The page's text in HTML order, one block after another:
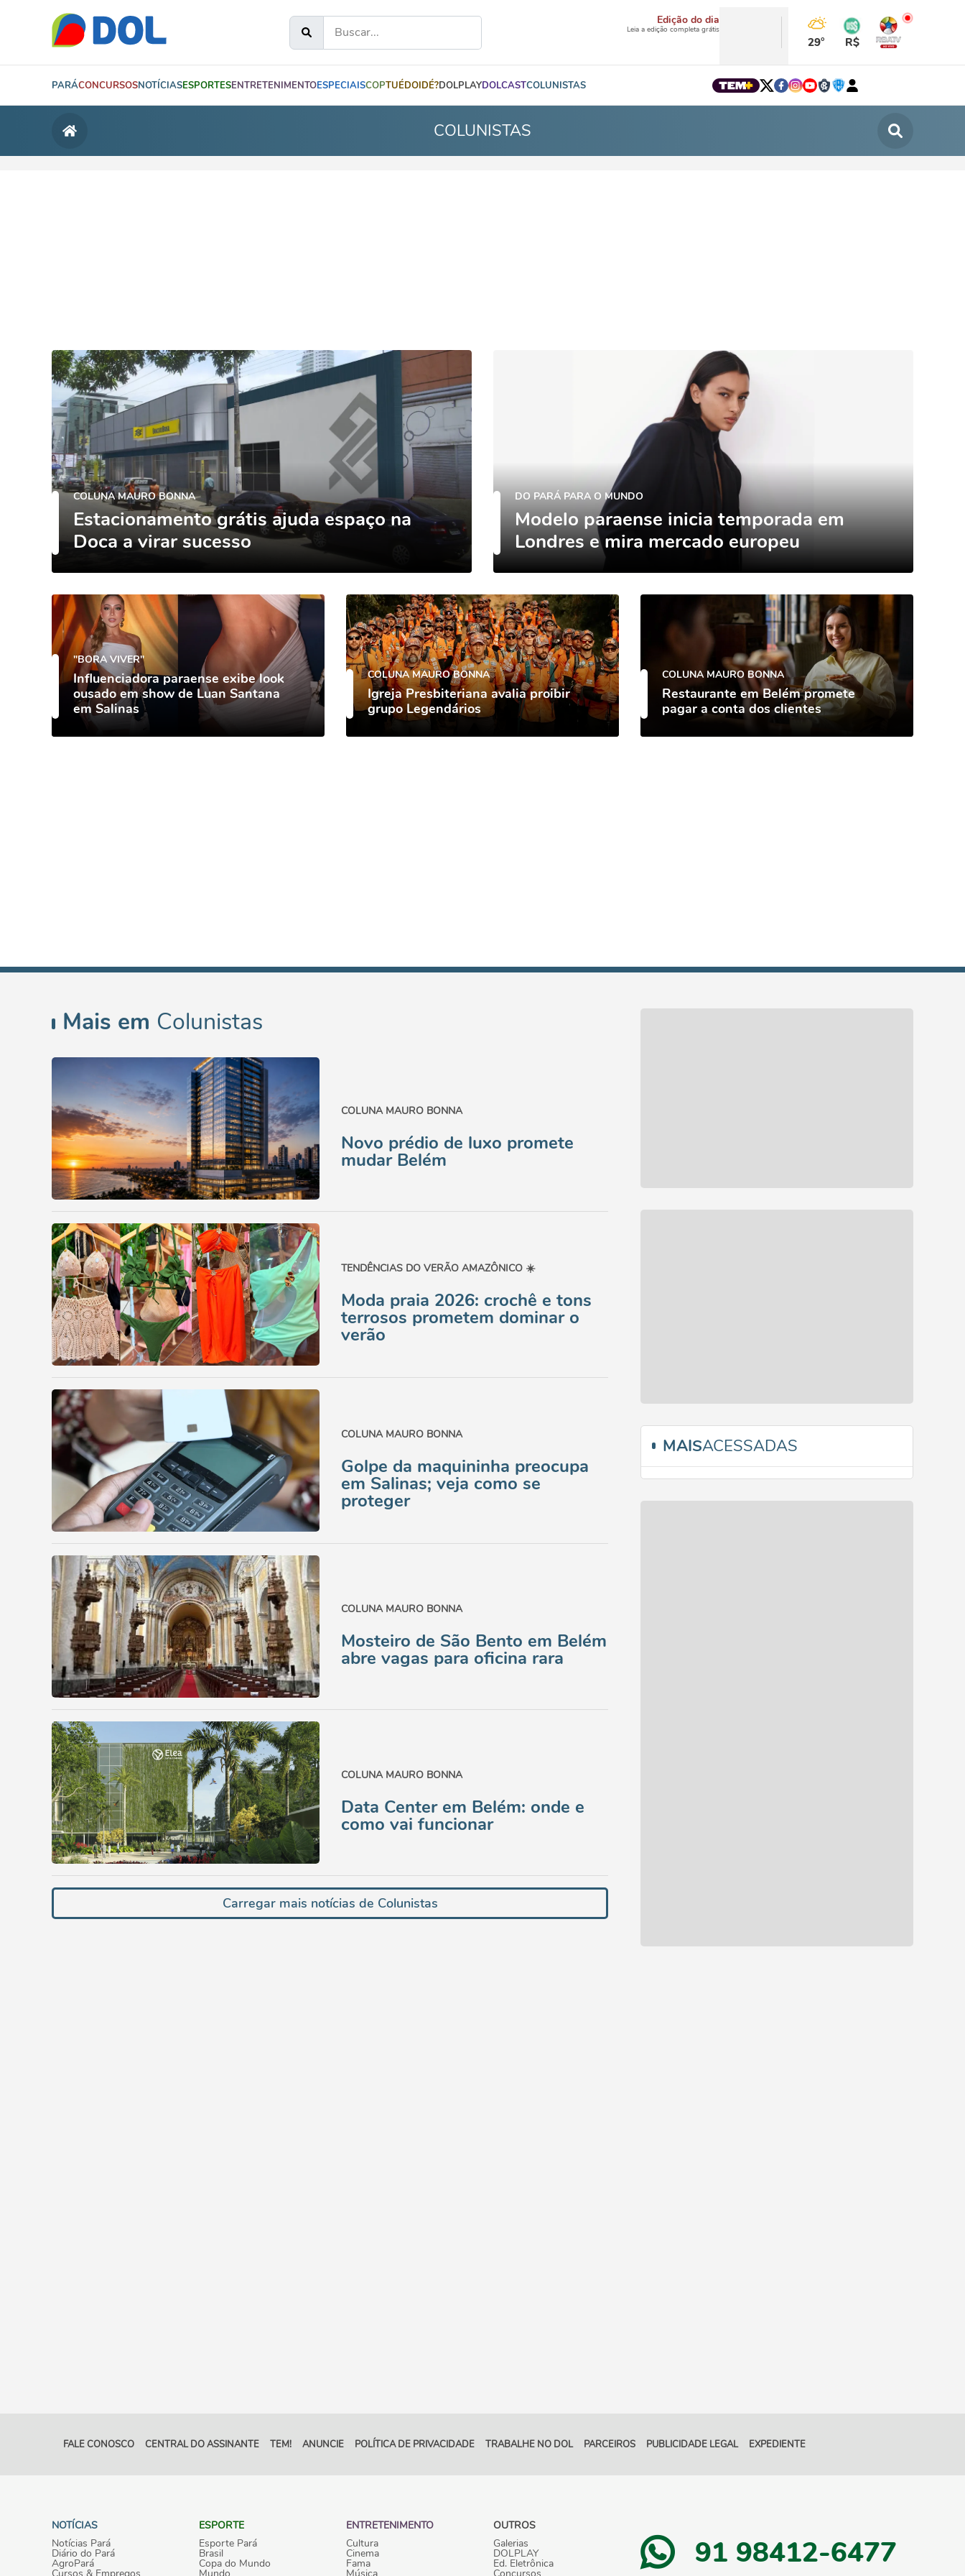
Edição do dia
Leia a edição completa grátis
29° R$
PARÁCONCURSOSNOTÍCIASESPORTESENTRETENIMENTOESPECIAISCOPTUÉDOIDÉ?DOLPLAYDOLCASTCOLUNISTAS
COLUNISTAS
COLUNA MAURO BONNA
Estacionamento grátis ajuda espaço na
Doca a virar sucesso
DO PARÁ PARA O MUNDO
Modelo paraense inicia temporada em
Londres e mira mercado europeu
"BORA VIVER"
Influenciadora paraense exibe look
ousado em show de Luan Santana
em Salinas
COLUNA MAURO BONNA
Igreja Presbiteriana avalia proibir
grupo Legendários
COLUNA MAURO BONNA
Restaurante em Belém promete
pagar a conta dos clientes
Mais em Colunistas
COLUNA MAURO BONNA
Novo prédio de luxo promete
mudar Belém
TENDÊNCIAS DO VERÃO AMAZÔNICO ☀️
Moda praia 2026: crochê e tons
terrosos prometem dominar o
verão
COLUNA MAURO BONNA
Golpe da maquininha preocupa
em Salinas; veja como se
proteger
COLUNA MAURO BONNA
Mosteiro de São Bento em Belém
abre vagas para oficina rara
COLUNA MAURO BONNA
Data Center em Belém: onde e
como vai funcionar
Carregar mais notícias de Colunistas
MAISACESSADAS
FALE CONOSCO CENTRAL DO ASSINANTE TEM! ANUNCIE POLÍTICA DE PRIVACIDADE TRABALHE NO DOL PARCEIROS PUBLICIDADE LEGAL EXPEDIENTE
NOTÍCIAS
Notícias Pará
Diário do Pará
AgroPará
Cursos & Empregos
ESPORTE
Esporte Pará
Brasil
Copa do Mundo
Mundo
ENTRETENIMENTO
Cultura
Cinema
Fama
Música
OUTROS
Galerias
DOLPLAY
Ed. Eletrônica
Concursos
91 98412-6477